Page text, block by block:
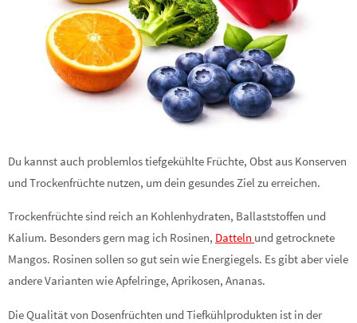
Du kannst auch problemlos tiefgekühlte Früchte, Obst aus Konserven
und Trockenfrüchte nutzen, um dein gesundes Ziel zu erreichen.
Trockenfrüchte sind reich an Kohlenhydraten, Ballaststoffen und
Kalium. Besonders gern mag ich Rosinen, Datteln und getrocknete
Mangos. Rosinen sollen so gut sein wie Energiegels. Es gibt aber viele
andere Varianten wie Apfelringe, Aprikosen, Ananas.
Die Qualität von Dosenfrüchten und Tiefkühlprodukten ist in der